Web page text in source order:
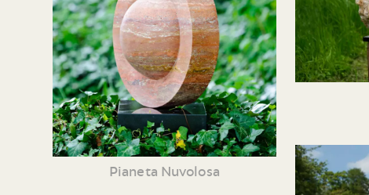
Pianeta Nuvolosa